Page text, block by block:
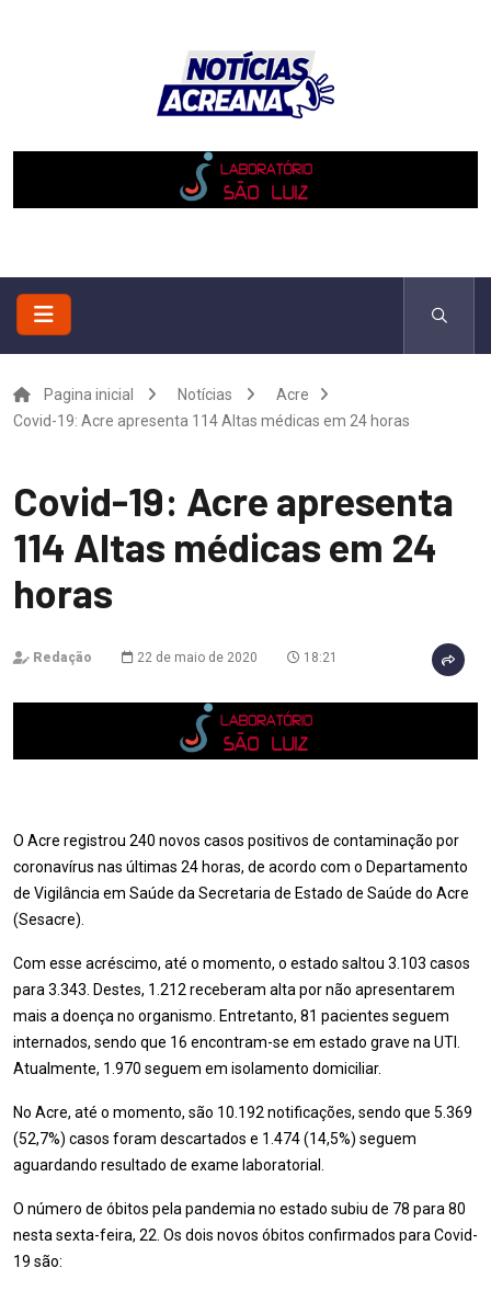
Pagina inicial Notícias
Acre
Covid-19: Acre apresenta 114 Altas médicas em 24 horas
Covid-19: Acre apresenta
114 Altas médicas em 24
horas
Redação 22 de maio de 2020 18:21
O Acre registrou 240 novos casos positivos de contaminação por
coronavírus nas últimas 24 horas, de acordo com o Departamento
de Vigilância em Saúde da Secretaria de Estado de Saúde do Acre
(Sesacre).
Com esse acréscimo, até o momento, o estado saltou 3.103 casos
para 3.343. Destes, 1.212 receberam alta por não apresentarem
mais a doença no organismo. Entretanto, 81 pacientes seguem
internados, sendo que 16 encontram-se em estado grave na UTI.
Atualmente, 1.970 seguem em isolamento domiciliar.
No Acre, até o momento, são 10.192 notificações, sendo que 5.369
(52,7%) casos foram descartados e 1.474 (14,5%) seguem
aguardando resultado de exame laboratorial.
O número de óbitos pela pandemia no estado subiu de 78 para 80
nesta sexta-feira, 22. Os dois novos óbitos confirmados para Covid-
19 são: